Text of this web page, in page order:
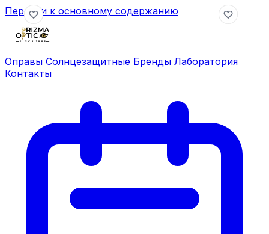
Перейти к основному содержанию
Оправы Солнцезащитные Бренды Лаборатория
Контакты